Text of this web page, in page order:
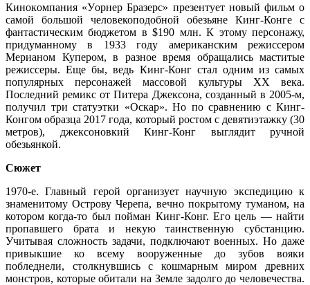
Кинoкoмпaния «Уoрнeр Брaзeрс» презентует новый фильм о
самой большой человекоподобной обезьяне Кинг-Конге с
фантастическим бюджетом в $190 млн. К этому персонажу,
придуманному в 1933 году американским режиссером
Мерианом Купером, в разное время обращались маститые
режиссеры. Еще бы, ведь Кинг-Конг стал одним из самых
популярных персонажей массовой культуры XX века.
Последний ремикс от Питера Джексона, созданный в 2005-м,
получил три статуэтки «Оскар». Но по сравнению с Кинг-
Конгом образца 2017 года, который ростом с девяти­этажку (30
метров), джексоновкий Кинг-Конг выглядит ручной
обезьянкой.
Сюжет
1970-е. Главный герой организует научную экспедицию к
знаменитому Острову Черепа, вечно покрытому туманом, на
котором когда-то был пойман Кинг-Конг. Его цель — найти
пропавшего брата и некую таинственную субстанцию.
Учитывая сложность задачи, подключают военных. Но даже
привыкшие ко всему вооруженные до зубов вояки
побледнели, столкнувшись с кошмарным миром древних
монстров, которые обитали на Земле задолго до человечества.